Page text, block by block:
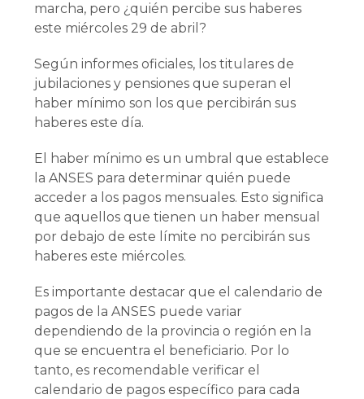
marcha, pero ¿quién percibe sus haberes
este miércoles 29 de abril?
Según informes oficiales, los titulares de
jubilaciones y pensiones que superan el
haber mínimo son los que percibirán sus
haberes este día.
El haber mínimo es un umbral que establece
la ANSES para determinar quién puede
acceder a los pagos mensuales. Esto significa
que aquellos que tienen un haber mensual
por debajo de este límite no percibirán sus
haberes este miércoles.
Es importante destacar que el calendario de
pagos de la ANSES puede variar
dependiendo de la provincia o región en la
que se encuentra el beneficiario. Por lo
tanto, es recomendable verificar el
calendario de pagos específico para cada